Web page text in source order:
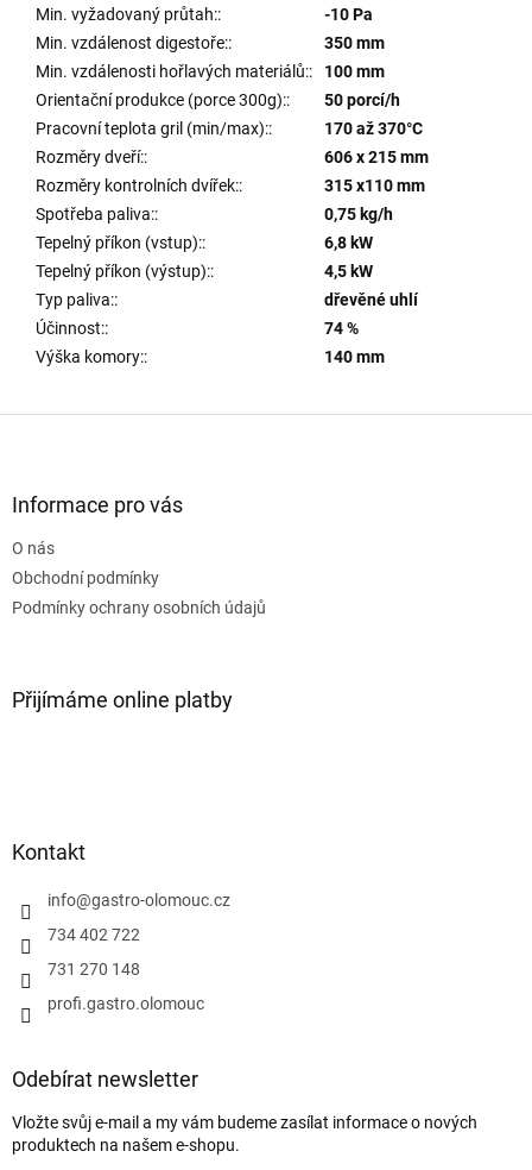
Min. vyžadovaný průtah::
-10 Pa
Min. vzdálenost digestoře::
350 mm
Min. vzdálenosti hořlavých materiálů::
100 mm
Orientační produkce (porce 300g)::
50 porcí/h
Pracovní teplota gril (min/max)::
170 až 370°C
Rozměry dveří::
606 x 215 mm
Rozměry kontrolních dvířek::
315 x110 mm
Spotřeba paliva::
0,75 kg/h
Tepelný příkon (vstup)::
6,8 kW
Tepelný příkon (výstup)::
4,5 kW
Typ paliva::
dřevěné uhlí
Účinnost::
74 %
Výška komory:: 140 mm
Informace pro vás
O nás
Obchodní podmínky
Podmínky ochrany osobních údajů
Přijímáme online platby
Kontakt
info@gastro-olomouc.cz
734 402 722
731 270 148
profi.gastro.olomouc
Odebírat newsletter
Vložte svůj e-mail a my vám budeme zasílat informace o nových
produktech na našem e-shopu.